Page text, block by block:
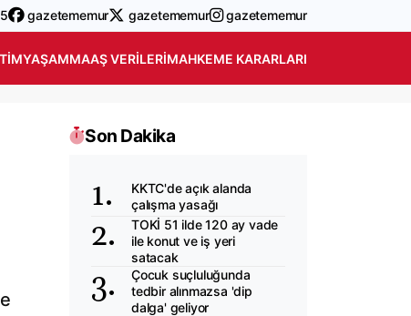
gazetememur gazetememur gazetememur
YAŞAMMAAŞ VERILERIMAHKEME KARARLARI
Son Dakika
KKTC'de açık alanda
çalışma yasağı
TOKİ 51 ilde 120 ay vade
ile konut ve iş yeri
satacak
Çocuk suçluluğunda
tedbir alınmazsa 'dip
dalga' geliyor